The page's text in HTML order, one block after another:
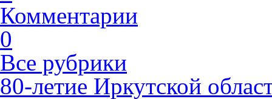
Комментарии
0
Все рубрики
80-летие Иркутской